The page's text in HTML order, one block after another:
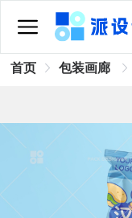
首页 包装画廊